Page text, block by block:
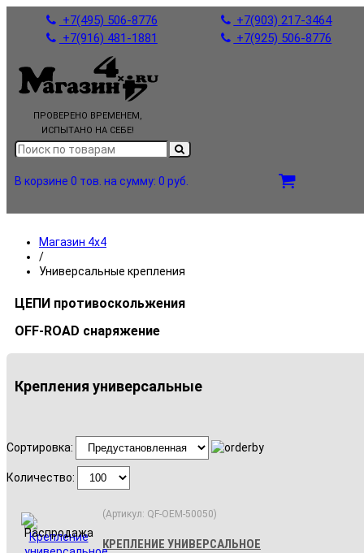
ПРОВЕРЕНО ВРЕМЕНЕМ,
ИСПЫТАНО НА СЕБЕ!
+7(495) 506-8776
+7(903) 217-3464
+7(916) 481-1881
+7(925) 506-8776
В корзине 0 тов. на сумму: 0 руб.
Магазин 4x4
/
Универсальные крепления
ЦЕПИ противоскольжения
OFF-ROAD снаряжение
Крепления универсальные
Сортировка:
Количество:
(Артикул: QF-OEM-50050)
КРЕПЛЕНИЕ УНИВЕРСАЛЬНОЕ